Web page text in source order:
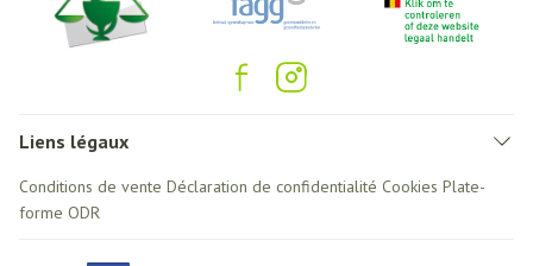
Liens légaux
Conditions de vente Déclaration de confidentialité Cookies Plate-
forme ODR